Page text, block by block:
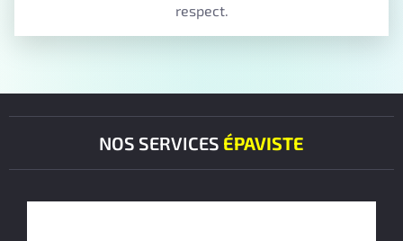
respect.
NOS SERVICES ÉPAVISTE